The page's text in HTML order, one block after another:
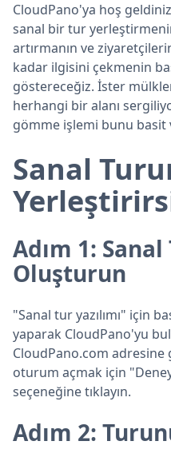
CloudPano'ya hoş
sanal bir tur
artırmanın ve
kadar ilgisini çekmenin
göstereceğiz. İster
herhangi bir alanı
gömme işlemi bunu basit
Sanal
Adım 1:
Oluşturun
"Sanal tur yazılımı" için
yaparak CloudPano'yu
CloudPano.com adresine
oturum açmak için
seçeneğine tıklayın.
Adım 2: